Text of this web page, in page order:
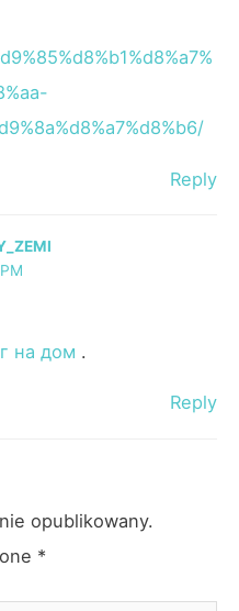
Reply
на дом .
Reply
opublikowany.
*